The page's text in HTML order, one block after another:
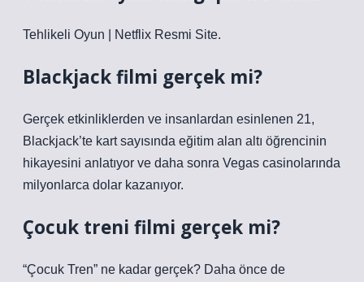
Tehlikeli Oyun | Netflix Resmi Site.
Blackjack filmi gerçek mi?
Gerçek etkinliklerden ve insanlardan esinlenen 21,
Blackjack’te kart sayısında eğitim alan altı öğrencinin
hikayesini anlatıyor ve daha sonra Vegas casinolarında
milyonlarca dolar kazanıyor.
Çocuk treni filmi gerçek mi?
“Çocuk Tren” ne kadar gerçek? Daha önce de